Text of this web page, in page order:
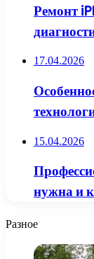
Ремонт
17.04.2026
15.04.2026
нужна и
Разное